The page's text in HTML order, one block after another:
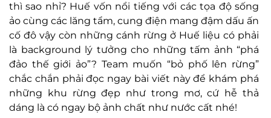
thì sao nhỉ? Huế vốn nổi tiếng với các tọa độ sống
ảo cùng các lăng tẩm, cung điện mang đậm dấu ấn
cố đô vậy còn những cánh rừng ở Huế liệu có phải
là background lý tưởng cho những tấm ảnh “phá
đảo thế giới ảo”? Team muốn “bỏ phố lên rừng”
chắc chắn phải đọc ngay bài viết này để khám phá
những khu rừng đẹp như trong mơ, cứ hễ thả
dáng là có ngay bộ ảnh chất như nước cất nhé!